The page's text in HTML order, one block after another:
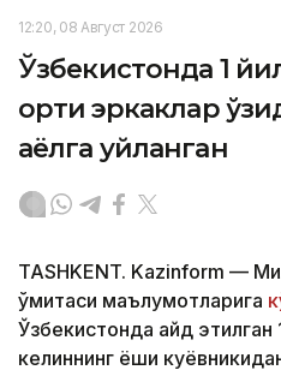
12:20, 08 Август 2026
Ўзбекистонда 1
ортиқ эркаклар
аёлга уйланган
TASHKENT. Kazinform —
қўмитаси маълумотларига
Ўзбекистонда қайд
келиннинг ёши